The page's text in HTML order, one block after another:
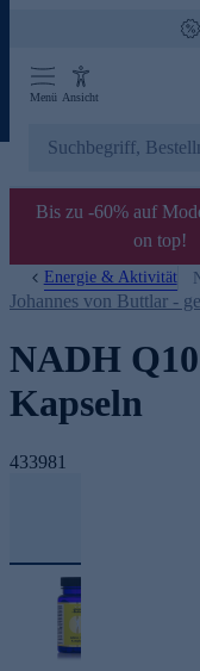
Menü Ansicht
Bis zu -60% auf
on top!
Energie & Aktivität
Johannes von Buttlar -
NADH
Kapseln
433981